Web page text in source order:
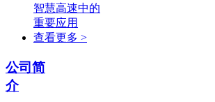
智慧高速中的
重要应用
查看更多 >
公司简
介